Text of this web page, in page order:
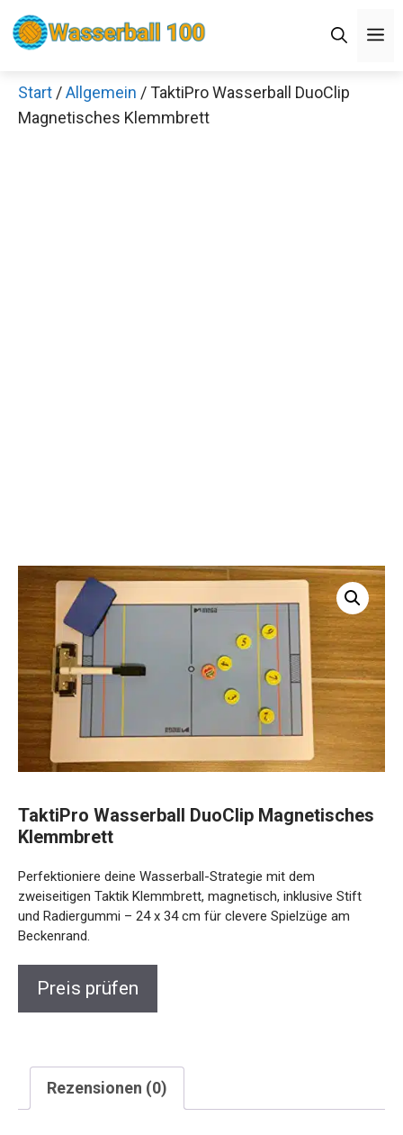
Zum
Inhalt
Start /Allgemein / TaktiPro Wasserball DuoClip
Magnetisches Klemmbrett
TaktiPro Wasserball DuoClip Magnetisches
Klemmbrett
Perfektioniere deine Wasserball-Strategie mit dem
zweiseitigen Taktik Klemmbrett, magnetisch, inklusive Stift
und Radiergummi – 24 x 34 cm für clevere Spielzüge am
Beckenrand.
Preis prüfen
Rezensionen (0)